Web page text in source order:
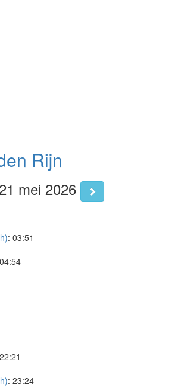
Rijn
mei 2026
--
: 03:51
04:54
22:21
: 23:24